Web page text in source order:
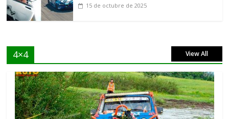
15 de octubre de 2025
4×4 View All